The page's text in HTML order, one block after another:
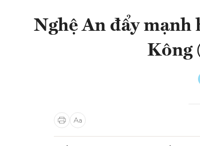
Nghệ An đẩy
Kông